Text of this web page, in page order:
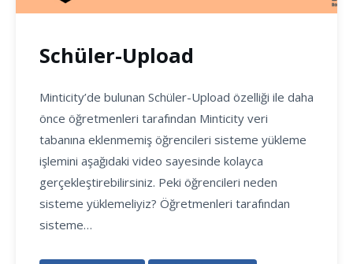
Schüler-Upload
Minticity’de bulunan Schüler-Upload özelliği ile daha
önce öğretmenleri tarafından Minticity veri
tabanına eklenmemiş öğrencileri sisteme yükleme
işlemini aşağıdaki video sayesinde kolayca
gerçekleştirebilirsiniz. Peki öğrencileri neden
sisteme yüklemeliyiz? Öğretmenleri tarafından
sisteme…